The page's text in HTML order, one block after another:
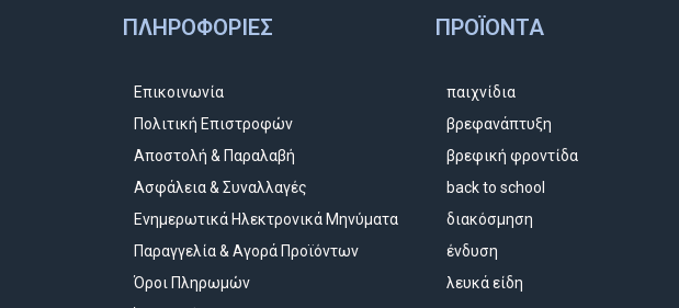
ΠΛΗΡΟΦΟΡΊΕΣ
Επικοινωνία
Πολιτική Επιστροφών
Αποστολή & Παραλαβή
Ασφάλεια & Συναλλαγές
Ενημερωτικά Ηλεκτρονικά Μηνύματα
Παραγγελία & Αγορά Προϊόντων
Όροι Πληρωμών
ΠΡΟΪΌΝΤΑ
παιχνίδια
βρεφανάπτυξη
βρεφική φροντίδα
back to school
διακόσμηση
ένδυση
λευκά είδη